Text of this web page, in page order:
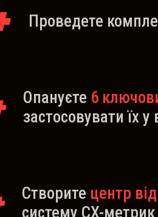
Проведете
Опануєте 6
застосовувати їх
Створите центр
систему CX-